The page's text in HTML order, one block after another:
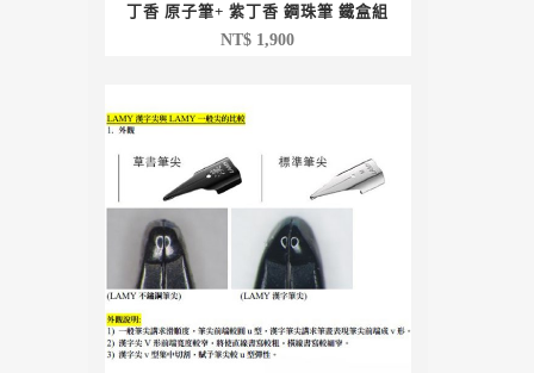
丁香 原子筆+ 紫丁香 鋼珠筆 鐵盒組
NT$ 1,900